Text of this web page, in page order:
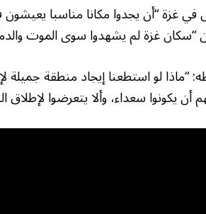
في غزة “أن يجدوا مكانا مناسبا
غزة لم يشهدوا سوى الموت
“ماذا لو استطعنا إيجاد منطقة
يكونوا سعداء، وألا يتعرضوا لإطلاق